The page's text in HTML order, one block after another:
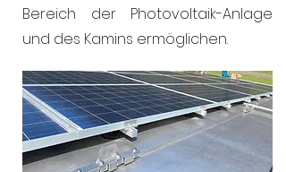
Bereich der Photovoltaik-Anlage
und des Kamins ermöglichen.